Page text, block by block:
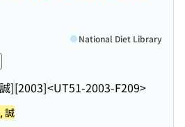
][2003]<UT51-2003-F209>
National Diet Library
誠